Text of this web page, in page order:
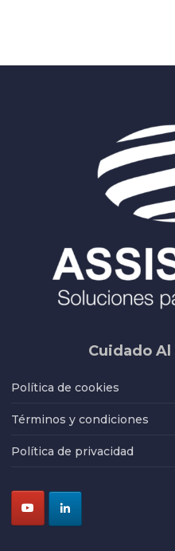
Cuidado
Política de cookies
Términos y condiciones
Política de privacidad